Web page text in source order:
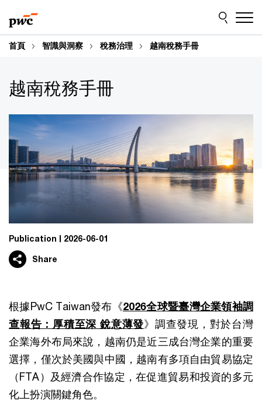
to
content
to
footer
首頁 智識與洞察 稅務治理 越南稅務手冊
越南稅務手冊
Publication 2026-06-01
Share
根據PwC Taiwan發布《2026全球暨臺灣企業領袖調
查報告：厚積至深 銳意薄發》調查發現，對於台灣
企業海外布局來說，越南仍是近三成台灣企業的重要
選擇，僅次於美國與中國，越南有多項自由貿易協定
（FTA）及經濟合作協定，在促進貿易和投資的多元
化上扮演關鍵角色。